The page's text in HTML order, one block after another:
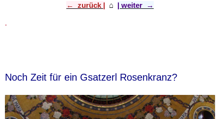
← zurück | ⌂ | weiter →
.
Noch Zeit für ein Gsatzerl Rosenkranz?